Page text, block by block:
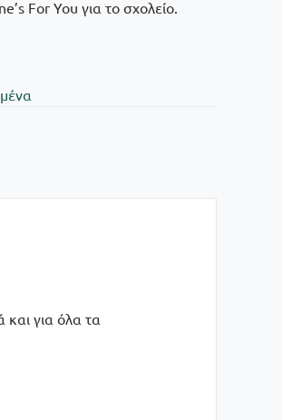
For You για το σχολείο.
για όλα τα